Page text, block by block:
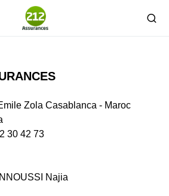
Zola Casablanca - Maroc
30 42 73
Najia